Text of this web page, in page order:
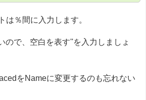
は％間に入力します。
ので、空白を表す''を入力しましょ
をNameに変更するのも忘れない